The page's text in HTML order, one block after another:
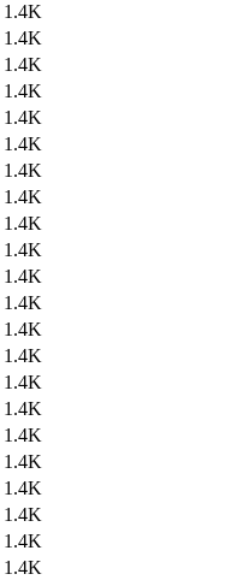
1.4K
1.4K
1.4K
1.4K
1.4K
1.4K
1.4K
1.4K
1.4K
1.4K
1.4K
1.4K
1.4K
1.4K
1.4K
1.4K
1.4K
1.4K
1.4K
1.4K
1.4K
1.4K